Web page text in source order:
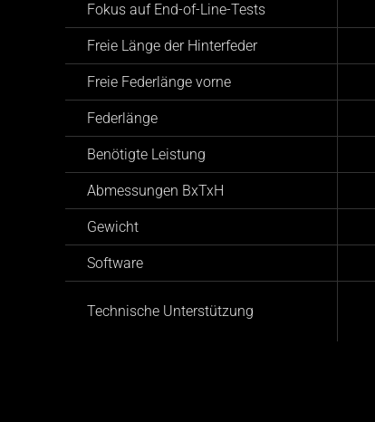
Fokus auf End-of-Line-Tests
Freie Länge der Hinterfeder
Freie Federlänge vorne
Federlänge
Benötigte Leistung
Abmessungen BxTxH
Gewicht
Software
Technische Unterstützung